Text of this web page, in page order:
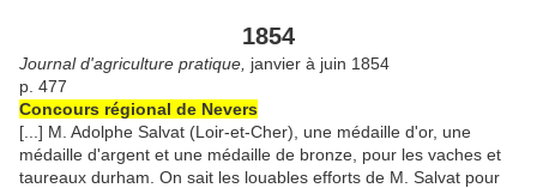
1854
Journal d'agriculture pratique, janvier à juin 1854
p. 477
Concours régional de Nevers
[...] M. Adolphe Salvat (Loir-et-Cher), une médaille d'or, une
médaille d'argent et une médaille de bronze, pour les vaches et
taureaux durham. On sait les louables efforts de M. Salvat pour